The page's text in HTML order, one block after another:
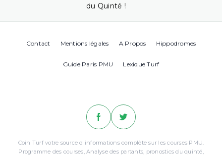
du Quinté !
Contact Mentions légales A Propos Hippodromes
Guide Paris PMU Lexique Turf
Coin Turf votre source d'informations complète sur les courses PMU.
Programme des courses, Analyse des partants, pronostics du quinté,